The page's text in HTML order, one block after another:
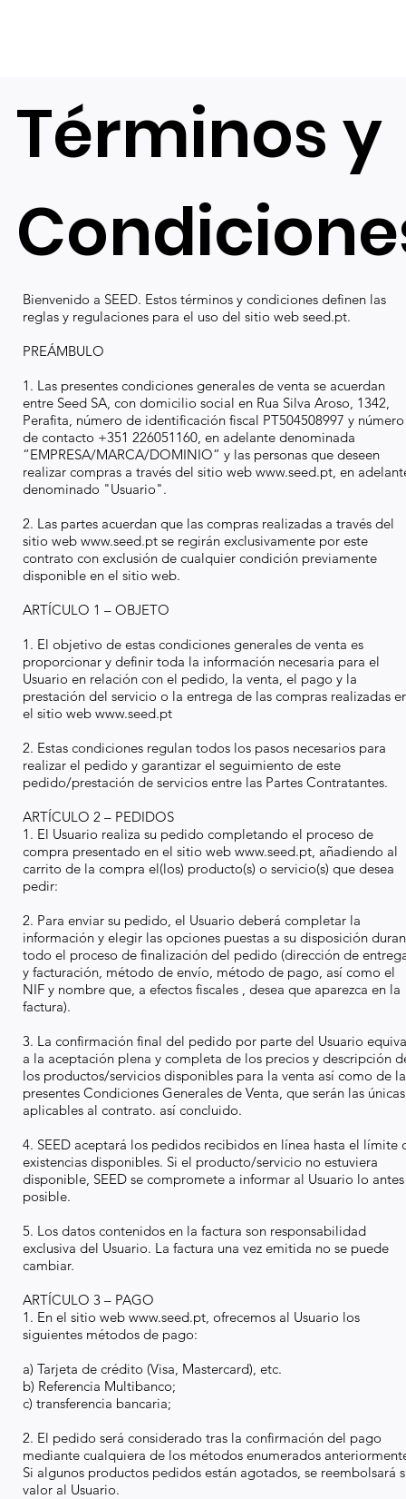
Términos y
Bienvenido a SEED. Estos términos y condiciones definen las
reglas y regulaciones para el uso del sitio web seed.pt.
PREÁMBULO
1. Las presentes condiciones generales de venta se acuerdan
entre Seed SA, con domicilio social en Rua Silva Aroso, 1342,
Perafita, número de identificación fiscal PT504508997 y número
de contacto +351 226051160, en adelante denominada
“EMPRESA/MARCA/DOMINIO” y las personas que deseen
realizar compras a través del sitio webwww.seed.pt , en
denominado "Usuario".
2. Las partes acuerdan que las compras realizadas a través del
sitio webwww.seed.pt se regirán exclusivamente por este
contrato con exclusión de cualquier condición previamente
disponible en el sitio web.
ARTÍCULO 1 – OBJETO
1. El objetivo de estas condiciones generales de venta es
proporcionar y definir toda la información necesaria para el
Usuario en relación con el pedido, la venta, el pago y la
prestación del servicio o la entrega de las compras realizadas
el sitio webwww.seed.pt
2. Estas condiciones regulan todos los pasos necesarios para
realizar el pedido y garantizar el seguimiento de este
pedido/prestación de servicios entre las Partes Contratantes.
ARTÍCULO 2 – PEDIDOS
1. El Usuario realiza su pedido completando el proceso de
compra presentado en el sitio webwww.seed.pt , añadiendo al
carrito de la compra el(los) producto(s) o servicio(s) que desea
pedir:
2. Para enviar su pedido, el Usuario deberá completar la
información y elegir las opciones puestas a su disposición
todo el proceso de finalización del pedido (dirección de
y facturación, método de envío, método de pago, así como el
NIF y nombre que, a efectos fiscales , desea que aparezca en la
factura).
3. La confirmación final del pedido por parte del Usuario
a la aceptación plena y completa de los precios y descripción
los productos/servicios disponibles para la venta así como de
presentes Condiciones Generales de Venta, que serán las únicas
aplicables al contrato. así concluido.
4. SEED aceptará los pedidos recibidos en línea hasta el límite
existencias disponibles. Si el producto/servicio no estuviera
disponible, SEED se compromete a informar al Usuario lo antes
posible.
5. Los datos contenidos en la factura son responsabilidad
exclusiva del Usuario. La factura una vez emitida no se puede
cambiar.
ARTÍCULO 3 – PAGO
1. En el sitio webwww.seed.pt , ofrecemos al Usuario los
siguientes métodos de pago:
a) Tarjeta de crédito (Visa, Mastercard), etc.
b) Referencia Multibanco;
c) transferencia bancaria;
2. El pedido será considerado tras la confirmación del pago
mediante cualquiera de los métodos enumerados
Si algunos productos pedidos están agotados, se reembolsará
valor al Usuario.